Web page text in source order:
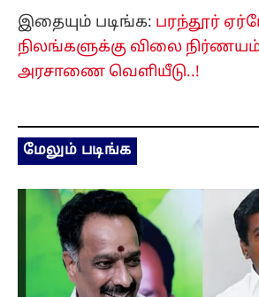
இதையும் படிங்க: பரந்தூர்
நிலங்களுக்கு விலை
அரசாணை வெளியீடு..!
மேலும் படிங்க